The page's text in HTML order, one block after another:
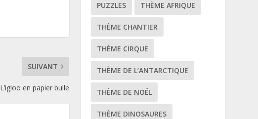
SUIVANT
L’igloo en papier bulle
PUZZLES THÈME AFRIQUE
THÈME CHANTIER
THÈME CIRQUE
THÈME DE L’ANTARCTIQUE
THÈME DE NOËL
THÈME DINOSAURES